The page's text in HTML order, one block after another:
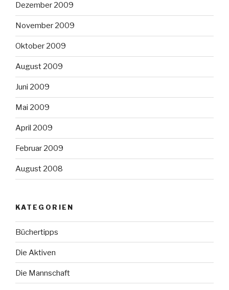
Dezember 2009
November 2009
Oktober 2009
August 2009
Juni 2009
Mai 2009
April 2009
Februar 2009
August 2008
KATEGORIEN
Büchertipps
Die Aktiven
Die Mannschaft